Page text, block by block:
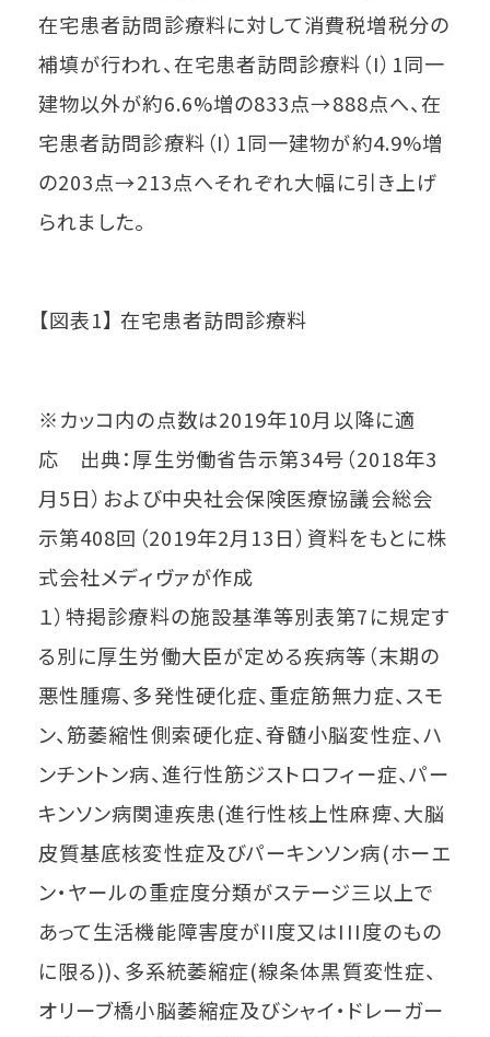
在宅患者訪問診療料に対して消費税増税分の
補填が行われ、在宅患者訪問診療料（I）1同一
建物以外が約6.6%増の833点→888点へ、在
宅患者訪問診療料（I）1同一建物が約4.9%増
の203点→213点へそれぞれ大幅に引き上げ
られました。
【図表1】 在宅患者訪問診療料
※カッコ内の点数は2019年10月以降に適
応 出典：厚生労働省告示第34号（2018年3
月5日）および中央社会保険医療協議会総会
示第408回（2019年2月13日）資料をもとに株
式会社メディヴァが作成
１）特掲診療料の施設基準等別表第7に規定す
る別に厚生労働大臣が定める疾病等（末期の
悪性腫瘍、多発性硬化症、重症筋無力症、スモ
ン、筋萎縮性側索硬化症、脊髄小脳変性症、ハ
ンチントン病、進行性筋ジストロフィー症、パー
キンソン病関連疾患(進行性核上性麻痺、大脳
皮質基底核変性症及びパーキンソン病(ホーエ
ン・ヤールの重症度分類がステージ三以上で
あって生活機能障害度がII度又はIII度のもの
に限る))、多系統萎縮症(線条体黒質変性症、
オリーブ橋小脳萎縮症及びシャイ・ドレーガー